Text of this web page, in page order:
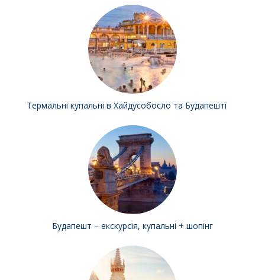
Термальні купальні в Хайдусобосло та Будапешті
Будапешт – екскурсія, купальні + шопінг